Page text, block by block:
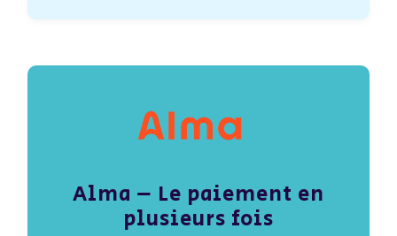
Alma – Le paiement en
plusieurs fois